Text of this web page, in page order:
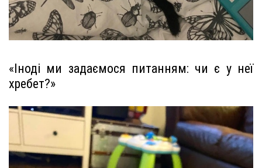
«Іноді ми задаємося питанням: чи є у неї
хребет?»